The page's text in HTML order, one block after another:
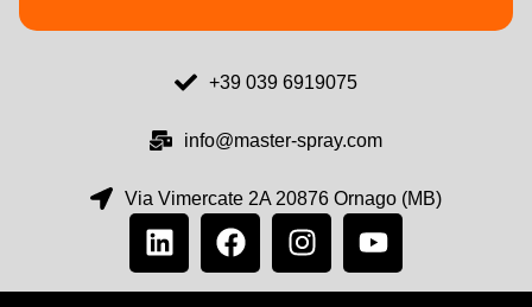
+39 039 6919075
info@master-spray.com
Via Vimercate 2A 20876 Ornago (MB)